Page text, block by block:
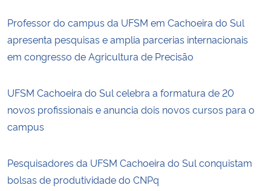
Professor do campus da UFSM em Cachoeira do Sul
apresenta pesquisas e amplia parcerias internacionais
em congresso de Agricultura de Precisão
UFSM Cachoeira do Sul celebra a formatura de 20
novos profissionais e anuncia dois novos cursos para o
campus
Pesquisadores da UFSM Cachoeira do Sul conquistam
bolsas de produtividade do CNPq